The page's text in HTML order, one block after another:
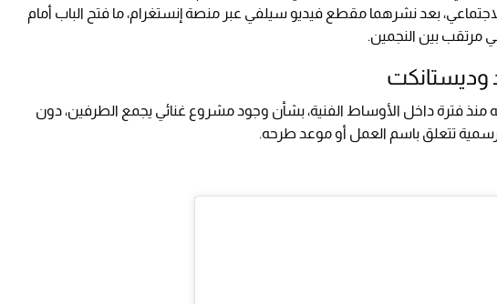
بعد نشرهما مقطع فيديو سيلفي عبر منصة إنستغرام، ما فتح الباب أمام
مرتقب بين النجمين.
وديستانكت
منذ فترة داخل الأوساط الفنية، بشأن وجود مشروع غنائي يجمع الطرفين، دون
تتعلق باسم العمل أو موعد طرحه.